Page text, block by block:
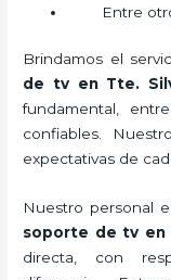
Entre
Brindamos el
de tv en Tte.
fundamental,
confiables.
expectativas de
Nuestro personal
soporte de tv en
directa, con